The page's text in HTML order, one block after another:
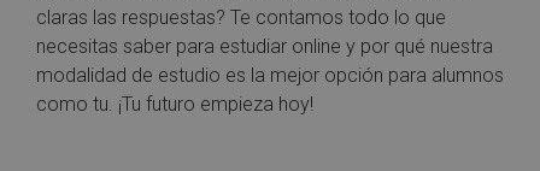
claras las respuestas? Te contamos todo lo que
necesitas saber para estudiar online y por qué nuestra
modalidad de estudio es la mejor opción para alumnos
como tu. ¡Tu futuro empieza hoy!